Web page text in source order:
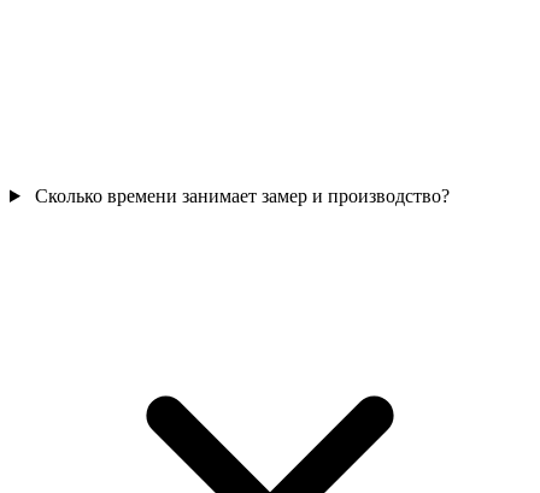
Сколько времени занимает замер и производство?